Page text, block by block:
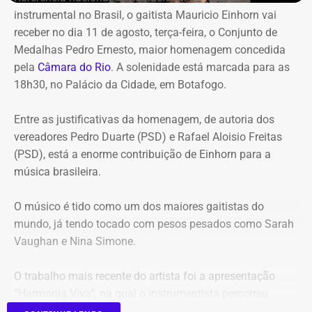
Entre os principais pontos apontados pela auditoria
estão:
Mudança brusca na estratégia de investimento: a
20% logo na primeira reunião da nova gestão,
desrespeitando os estudos técnicos e pareceres da
consultoria financeira contratada, que desaconselhavam
o investimento de longo prazo.
previdenciários por 10 anos em uma instituição que
possuía rating B+ (grau especulativo com alto risco de
inadimplência), violando princípios de segurança e
Alteração regimental retroativa: a gestão do Itaprevi
instrumental no Brasil, o gaitista Mauricio Einhorn vai
receber no dia 11 de agosto, terça-feira, o Conjunto de
Medalhas Pedro Ernesto, maior homenagem concedida
pela Câmara do Rio. A solenidade está marcada para as
18h30, no Palácio da Cidade, em Botafogo.
Entre as justificativas da homenagem, de autoria dos
vereadores Pedro Duarte (PSD) e Rafael Aloisio Freitas
(PSD), está a enorme contribuição de Einhorn para a
música brasileira.
O músico é tido como um dos maiores gaitistas do
mundo, já tendo tocado com pesos pesados como Sarah
Vaughan e Nina Simone.
O trabalho mais recente do artista foi a apresentação